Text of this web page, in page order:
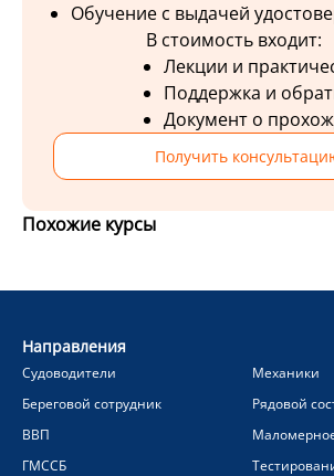
Обучение с выдачей
В стоимость входит:
Лекции и
Поддержка и
Документ о
Получить
Похожие курсы
Направления
Судоводители
Механики
Береговой сотрудник
Рядовой
ВВП
ГМССБ